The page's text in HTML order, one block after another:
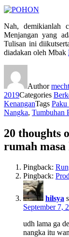
Nah, demikianlah
Menjangan yang
Tulisan ini
diadakan oleh Mbak
Author
2019Categories
KenanganTags Paku
Nangka, Tumbuhan
20 thoughts
rumah
Pingback:
Pingback:
hilsya
September 7,
udh lama ga
nangka itu